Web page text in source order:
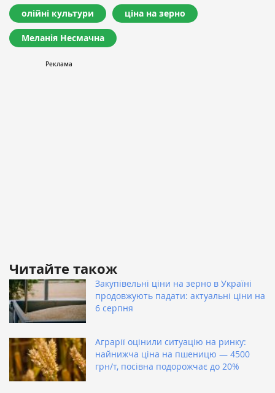
олійні культури ціна на зерно
Меланія Несмачна
Читайте також
Закупівельні ціни на зерно в Україні
продовжують падати: актуальні ціни на
6 серпня
Аграрії оцінили ситуацію на ринку:
найнижча ціна на пшеницю — 4500
грн/т, посівна подорожчає до 20%